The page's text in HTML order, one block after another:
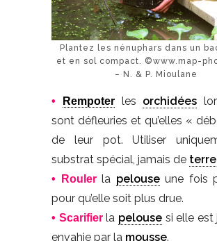
Plantez les nénuphars dans un
et en sol compact. ©www.map-
– N. & P. Mioulane
• Rempoterles orchidées
sont défleuries et qu’elles «
de leur pot. Utiliser
substrat spécial, jamais de
• Roulerla pelouseune fois
pour qu’elle soit plus drue.
• Scarifierla pelousesi elle est
envahie par la mousse.